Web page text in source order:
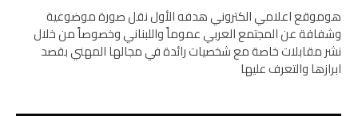
هوموقع اعلامي الكتروني هدفه الأول نقل صورة موضوعية
وشفافة عن المجتمع العربي عموماً واللبناني وخصوصاً من خلال
نشر مقابلات خاصة مع شخصيات رائدة في مجالها المهني بقصد
ابرازها والتعرف عليها